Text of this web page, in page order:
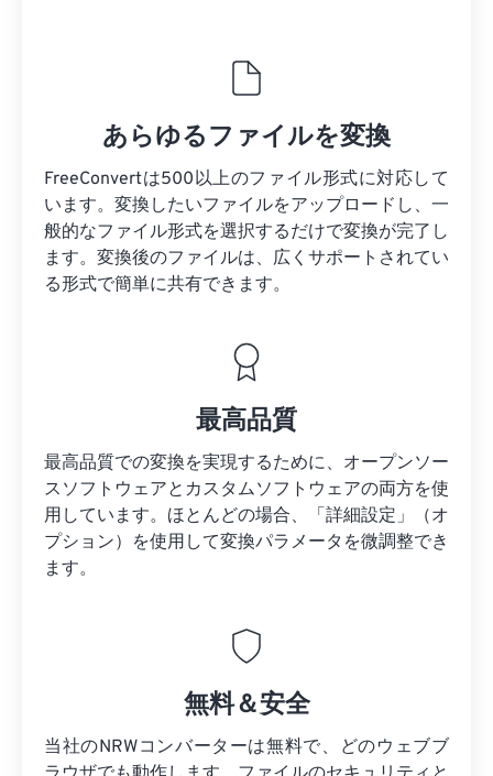
あらゆるファイルを変換
FreeConvertは500以上のファイル形式に対応して
います。変換したいファイルをアップロードし、一
般的なファイル形式を選択するだけで変換が完了し
ます。変換後のファイルは、広くサポートされてい
る形式で簡単に共有できます。
最高品質
最高品質での変換を実現するために、オープンソー
スソフトウェアとカスタムソフトウェアの両方を使
用しています。ほとんどの場合、「詳細設定」（オ
プション）を使用して変換パラメータを微調整でき
ます。
無料＆安全
当社のNRWコンバーターは無料で、どのウェブブ